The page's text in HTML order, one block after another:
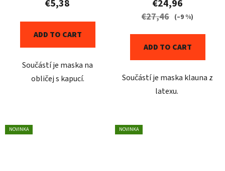
€5,38
ADD TO CART
Součástí je maska na
obličej s kapucí.
€24,96
€27,46 (–9 %)
ADD TO CART
Součástí je maska klauna z
latexu.
NOVINKA NOVINKA